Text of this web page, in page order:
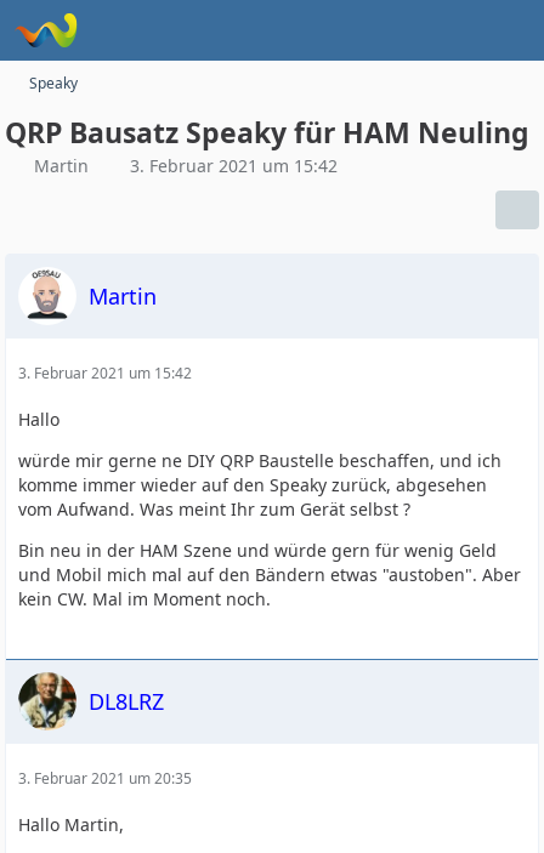
Speaky
QRP Bausatz Speaky für HAM Neuling
Martin 3. Februar 2021 um 15:42
Martin
3. Februar 2021 um 15:42
Hallo
würde mir gerne ne DIY QRP Baustelle beschaffen, und ich
komme immer wieder auf den Speaky zurück, abgesehen
vom Aufwand. Was meint Ihr zum Gerät selbst ?
Bin neu in der HAM Szene und würde gern für wenig Geld
und Mobil mich mal auf den Bändern etwas "austoben". Aber
kein CW. Mal im Moment noch.
DL8LRZ
3. Februar 2021 um 20:35
Hallo Martin,